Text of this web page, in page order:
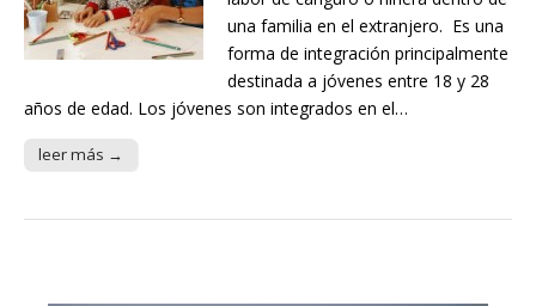
una familia en el extranjero. Es una
forma de integración principalmente
destinada a jóvenes entre 18 y 28
años de edad. Los jóvenes son integrados en el…
leer más →